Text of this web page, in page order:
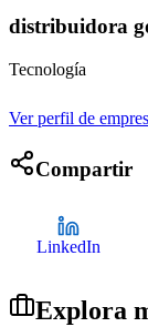
distribuidora
Tecnología
Ver perfil de
Compartir
LinkedIn
Explora